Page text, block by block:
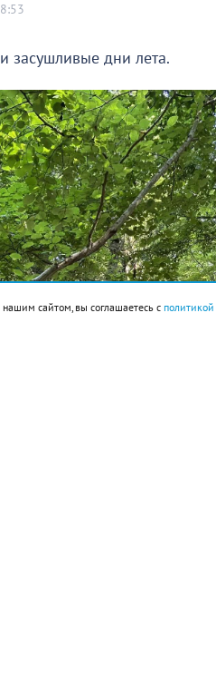
засушливые дни лета.
нашим сайтом, вы соглашаетесь с